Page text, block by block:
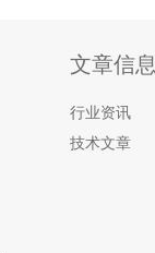
文章信
行业资讯
技术文章